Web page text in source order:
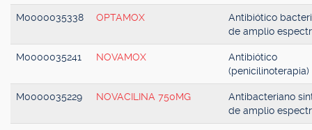
M0000035338 OPTAMOX
Antibiótico
de amplio
M0000035241 NOVAMOX
Antibiótico
(penicilinoterapia)
M0000035229 NOVACILINA 750MG
Antibacteriano
de amplio